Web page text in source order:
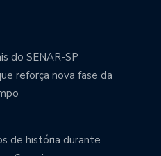
do SENAR-SP
reforça nova fase da
de história durante